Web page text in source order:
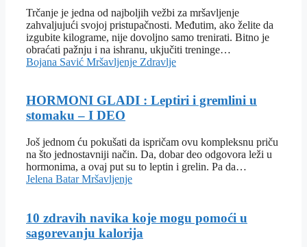
Trčanje je jedna od najboljih vežbi za mršavljenje
zahvaljujući svojoj pristupačnosti. Međutim, ako želite da
izgubite kilograme, nije dovoljno samo trenirati. Bitno je
obraćati pažnju i na ishranu, ukjučiti treninge…
Bojana Savić Mršavljenje Zdravlje
HORMONI GLADI : Leptiri i gremlini u
stomaku – I DEO
Još jednom ću pokušati da ispričam ovu kompleksnu priču
na što jednostavniji način. Da, dobar deo odgovora leži u
hormonima, a ovaj put su to leptin i grelin. Pa da…
Jelena BatarMršavljenje
10 zdravih navika koje mogu pomoći u
sagorevanju kalorija